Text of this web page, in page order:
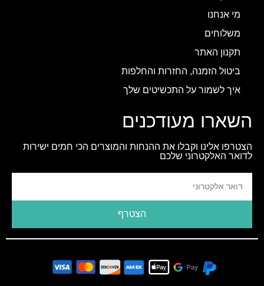
מי אנחנו
משלוחים
תקנון האתר
ביטול הזמנה, החזרות והחלפות
איך לשמור על התכשיטים שלך
השארו מעודכנים
הצטרפו אלינו וקבלו את ההנחות והמוצרים הכי חמים ישירות
לדואר האלקטרוני שלכם
הצטרף